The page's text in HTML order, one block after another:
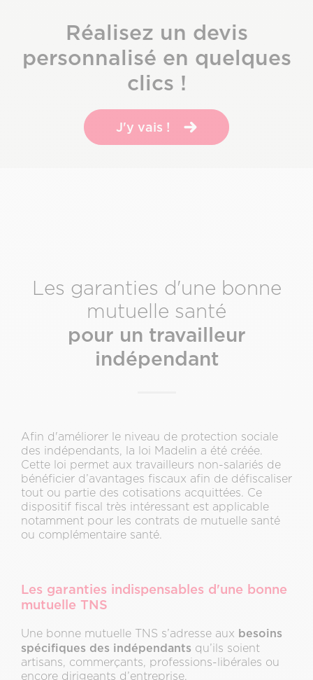
Réalisez un devis
personnalisé en quelques
clics !
J'y vais !
Les garanties d'une bonne
mutuelle santé
pour un travailleur
indépendant
Afin d'améliorer le niveau de protection sociale
des indépendants, la loi Madelin a été créée.
Cette loi permet aux travailleurs non-salariés de
bénéficier d’avantages fiscaux afin de défiscaliser
tout ou partie des cotisations acquittées. Ce
dispositif fiscal très intéressant est applicable
notamment pour les contrats de mutuelle santé
ou complémentaire santé.
Les garanties indispensables d'une bonne
mutuelle TNS
Une bonne mutuelle TNS s’adresse aux besoins
spécifiques des indépendants qu’ils soient
artisans, commerçants, professions-libérales ou
encore dirigeants d’entreprise.